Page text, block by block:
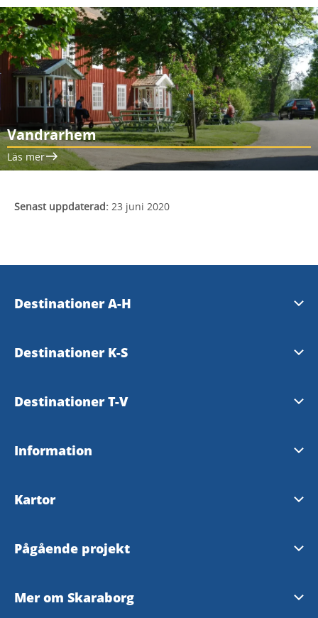
Vandrarhem
Läs mer
Senast uppdaterad: 23 juni 2020
Destinationer A-H
Essunga
Gullspång
Hjo
Destinationer K-S
Karlsborg
Skara
Skövde
Destinationer T-V
Tibro
Vara
Information
Tillgänglighetsredogörelse
Kartor
Skaraborgskartan
Pågående projekt
Skaraborgs platsberättelse
Mer om Skaraborg